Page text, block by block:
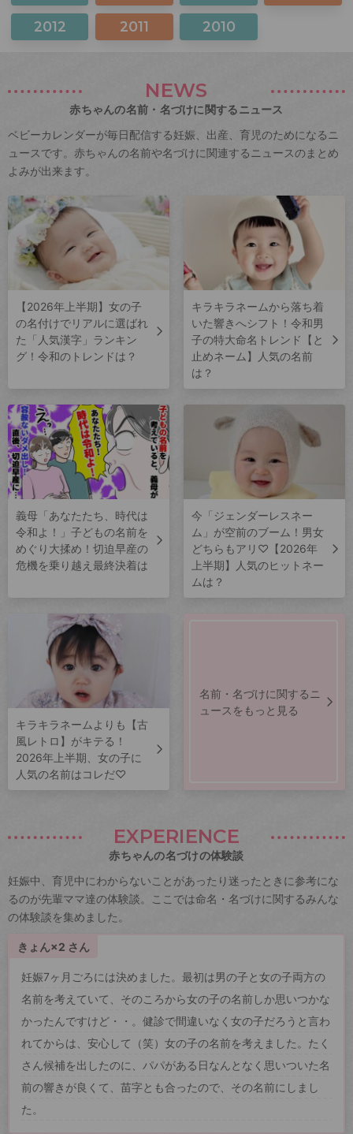
2012 2011 2010
NEWS
赤ちゃんの名前・名づけに関するニュース
ベビーカレンダーが毎日配信する妊娠、出産、育児のためになるニ
ュースです。赤ちゃんの名前や名づけに関連するニュースのまとめ
よみが出来ます。
【2026年上半期】女の子
の名付けでリアルに選ばれ
た「人気漢字」ランキン
グ！令和のトレンドは？
キラキラネームから落ち着
いた響きへシフト！令和男
子の特大命名トレンド【と
止めネーム】人気の名前
は？
義母「あなたたち、時代は
令和よ！」子どもの名前を
めぐり大揉め！切迫早産の
危機を乗り越え最終決着は
今「ジェンダーレスネー
ム」が空前のブーム！男女
どちらもアリ♡【2026年
上半期】人気のヒットネー
ムは？
キラキラネームよりも【古
風レトロ】がキテる！
2026年上半期、女の子に
人気の名前はコレだ♡
名前・名づけに関するニ
ュースをもっと見る
EXPERIENCE
赤ちゃんの名づけの体験談
妊娠中、育児中にわからないことがあったり迷ったときに参考にな
るのが先輩ママ達の体験談。ここでは命名・名づけに関するみんな
の体験談を集めました。
きょん×2 さん
妊娠7ヶ月ごろには決めました。最初は男の子と女の子両方の
名前を考えていて、そのころから女の子の名前しか思いつかな
かったんですけど・・。健診で間違いなく女の子だろうと言わ
れてからは、安心して（笑）女の子の名前を考えました。たく
さん候補を出したのに、パパがある日なんとなく思いついた名
前の響きが良くて、苗字とも合ったので、その名前にしまし
た。